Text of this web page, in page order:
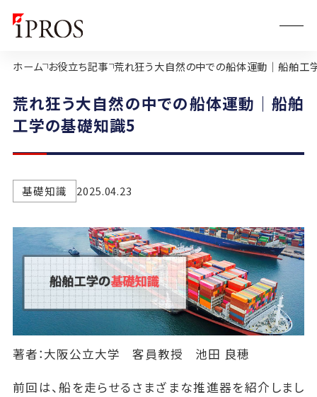
ホーム お役立ち記事 荒れ狂う大自然の中での船体運動｜船舶工
荒れ狂う大自然の中での船体運動｜船舶
工学の基礎知識5
基礎知識 2025.04.23
著者：大阪公立大学 客員教授 池田 良穂
前回は、船を走らせるさまざまな推進器を紹介しまし